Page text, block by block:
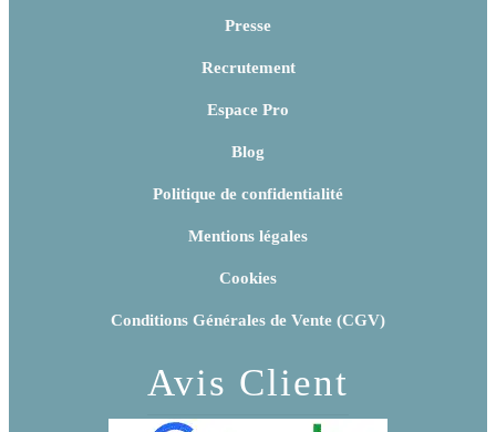
Presse
Recrutement
Espace Pro
Blog
Politique de confidentialité
Mentions légales
Cookies
Conditions Générales de Vente (CGV)
Avis Client